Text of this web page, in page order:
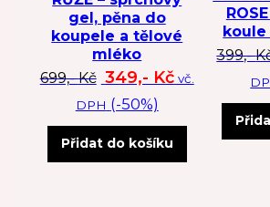
gel, pěna do
koupele a tělové
mléko
699,-Kč Původní cena byla:
349,- KčAktuální
vč.
DPH (-50%)
Přidat do košíku
399,-